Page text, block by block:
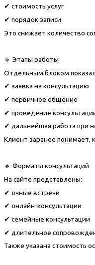
✔ стоимость услуг
✔ порядок записи
Это снижает количество
🔹 Этапы работы
Отдельным блоком
✔ заявка на консультацию
✔ первичное общение
✔ проведение
✔ дальнейшая работа при
Клиент заранее понимает,
🔹 Форматы консультаций
На сайте представлены:
✔ очные встречи
✔ онлайн-консультации
✔ семейные консультации
✔ длительное
Также указана стоимость